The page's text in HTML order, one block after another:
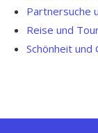
Partnersuche
Reise und
Schönheit und